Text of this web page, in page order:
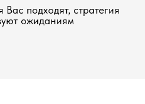
Вас подходят, стратегия
ожиданиям